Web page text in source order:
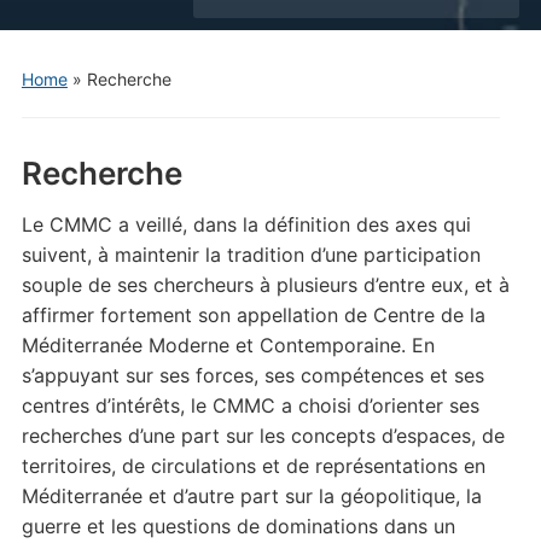
Home» Recherche
Recherche
Le CMMC a veillé, dans la définition des axes qui
suivent, à maintenir la tradition d’une participation
souple de ses chercheurs à plusieurs d’entre eux, et à
affirmer fortement son appellation de Centre de la
Méditerranée Moderne et Contemporaine. En
s’appuyant sur ses forces, ses compétences et ses
centres d’intérêts, le CMMC a choisi d’orienter ses
recherches d’une part sur les concepts d’espaces, de
territoires, de circulations et de représentations en
Méditerranée et d’autre part sur la géopolitique, la
guerre et les questions de dominations dans un